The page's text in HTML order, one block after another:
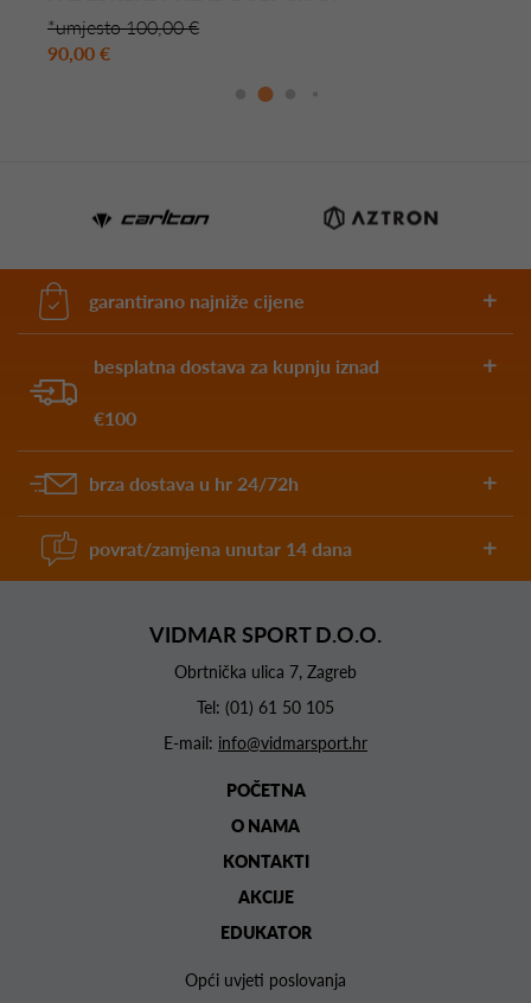
*umjesto 100,00 €
90,00 €
garantirano najniže cijene
besplatna dostava za kupnju iznad
€100
brza dostava u hr 24/72h
povrat/zamjena unutar 14 dana
VIDMAR SPORT D.O.O.
Obrtnička ulica 7, Zagreb
Tel: (01) 61 50 105
E-mail: info@vidmarsport.hr
POČETNA
O NAMA
KONTAKTI
AKCIJE
EDUKATOR
Opći uvjeti poslovanja